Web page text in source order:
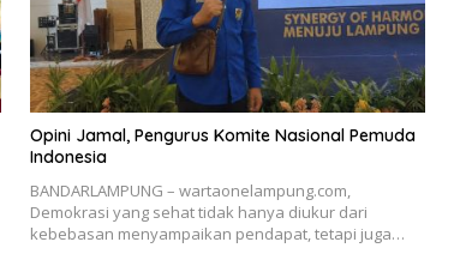
Opini Jamal, Pengurus Komite Nasional Pemuda
Indonesia
BANDARLAMPUNG – wartaonelampung.com,
Demokrasi yang sehat tidak hanya diukur dari
kebebasan menyampaikan pendapat, tetapi juga…